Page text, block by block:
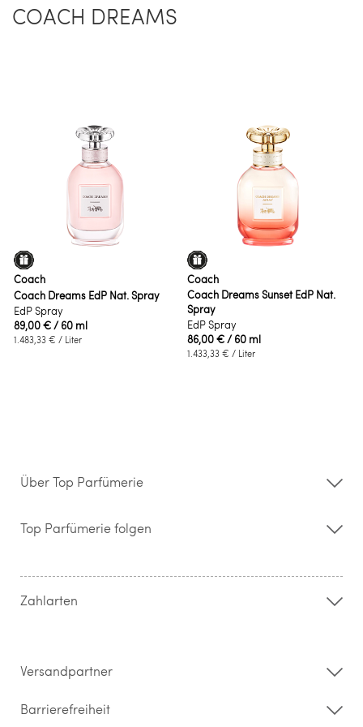
COACH DREAMS
Coach
Coach Dreams EdP Nat. Spray
EdP Spray
89,00 €/ 60 ml
1.483,33 € / Liter
Coach
Coach Dreams Sunset EdP Nat.
Spray
EdP Spray
86,00 €/ 60 ml
1.433,33 € / Liter
Über Top Parfümerie
Storefinder
Kontakt
Widerrufsrecht & Rückgabebedingungen
Top Parfümerie folgen
Zahlarten
Versandpartner
Barrierefreiheit